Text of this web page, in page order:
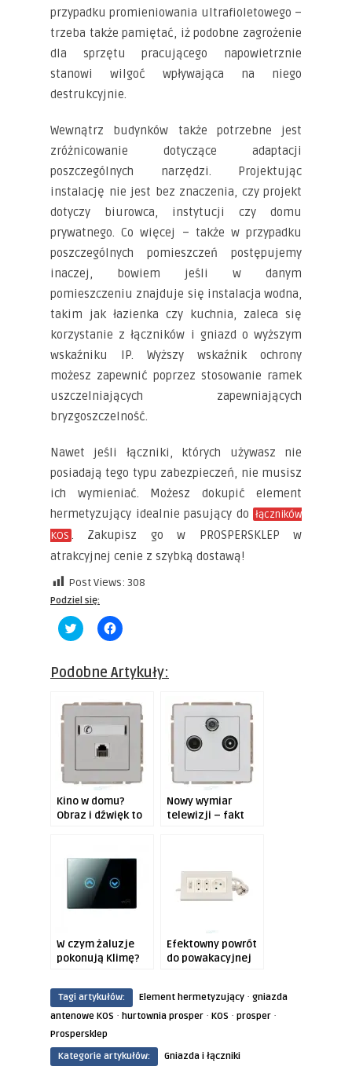
przypadku promieniowania ultrafioletowego –
trzeba także pamiętać, iż podobne zagrożenie
dla sprzętu pracującego napowietrznie
stanowi wilgoć wpływająca na niego
destrukcyjnie.
Wewnątrz budynków także potrzebne jest
zróżnicowanie dotyczące adaptacji
poszczególnych narzędzi. Projektując
instalację nie jest bez znaczenia, czy projekt
dotyczy biurowca, instytucji czy domu
prywatnego. Co więcej – także w przypadku
poszczególnych pomieszczeń postępujemy
inaczej, bowiem jeśli w danym
pomieszczeniu znajduje się instalacja wodna,
takim jak łazienka czy kuchnia, zaleca się
korzystanie z łączników i gniazd o wyższym
wskaźniku IP. Wyższy wskaźnik ochrony
możesz zapewnić poprzez stosowanie ramek
uszczelniających zapewniających
bryzgoszczelność.
Nawet jeśli łączniki, których używasz nie
posiadają tego typu zabezpieczeń, nie musisz
ich wymieniać. Możesz dokupić element
hermetyzujący idealnie pasujący do łączników
KOS . Zakupisz go w PROSPERSKLEP w
atrakcyjnej cenie z szybką dostawą!
Post Views: 308
Podziel się:
Click
to
Twitter
(Opens
window)
Click
to
Facebook
(Opens
window)
Podobne Artykuły:
Kino w domu?
Obraz i dźwięk to
Nowy wymiar
telewizji – fakt
W czym żaluzje
pokonują Klimę?
Efektowny powrót
do powakacyjnej
Tagi artykułów: Element hermetyzujący · gniazda
antenowe KOS · hurtownia prosper · KOS · prosper ·
Prospersklep
Kategorie artykułów:
Gniazda i łączniki